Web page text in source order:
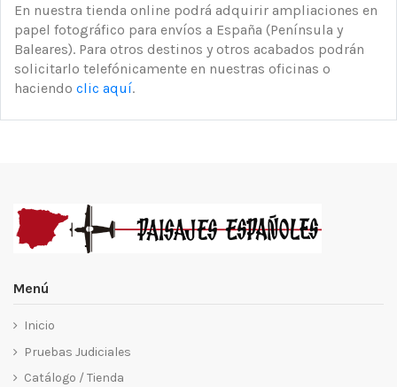
En nuestra tienda online podrá adquirir ampliaciones en
papel fotográfico para envíos a España (Península y
Baleares). Para otros destinos y otros acabados podrán
solicitarlo telefónicamente en nuestras oficinas o
haciendo clic aquí.
Menú
Inicio
Pruebas Judiciales
Catálogo / Tienda